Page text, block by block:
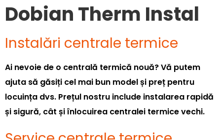
Dobian Therm Instal
Instalări centrale termice
Ai nevoie de o centrală termică nouă? Vă putem
ajuta să găsiți cel mai bun model și preț pentru
locuința dvs. Prețul nostru include instalarea rapidă
și sigură, cât și înlocuirea centralei termice vechi.